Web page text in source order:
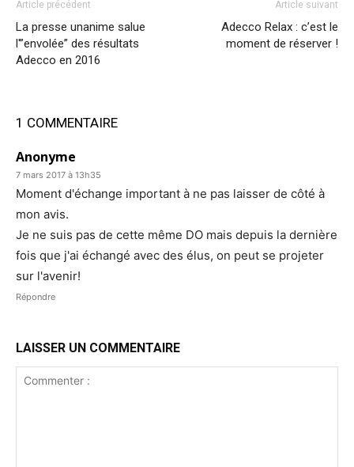
Article précédent
La presse unanime salue
l'”envolée” des résultats
Adecco en 2016
Article suivant
Adecco Relax : c’est le
moment de réserver !
1 COMMENTAIRE
Anonyme
7 mars 2017 à 13h35
Moment d'échange important à ne pas laisser de côté à
mon avis.
Je ne suis pas de cette même DO mais depuis la dernière
fois que j'ai échangé avec des élus, on peut se projeter
sur l'avenir!
Répondre
LAISSER UN COMMENTAIRE